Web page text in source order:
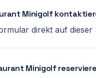
Minigolf
direkt auf dieser
Minigolf